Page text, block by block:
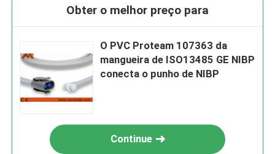
Obter o melhor preço para
O PVC Proteam 107363 da
mangueira de ISO13485 GE NIBP
conecta o punho de NIBP
Continue